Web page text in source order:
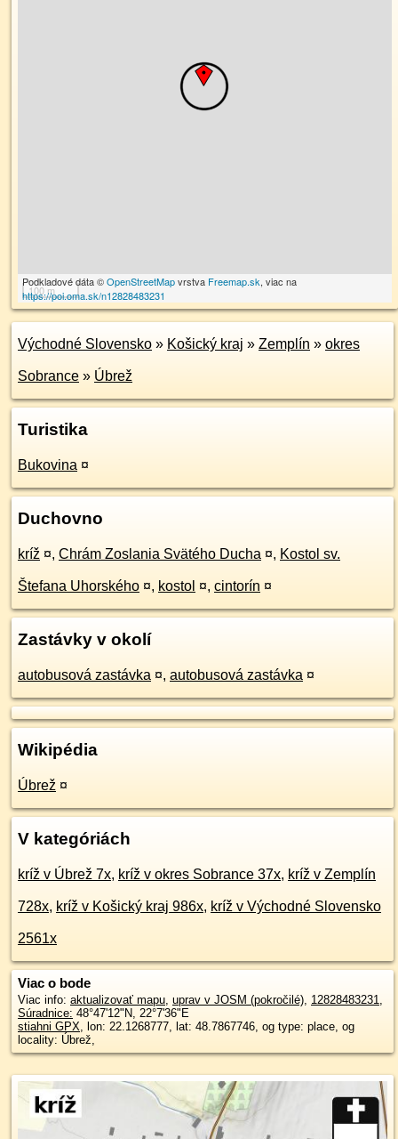
100 m
Podkladové dáta ©OpenStreetMapvrstva Freemap.sk, viac na
https://poi.oma.sk/n12828483231
Východné Slovensko » Košický kraj » Zemplín » okres
Sobrance » Úbrež
Turistika
Bukovina ¤
Duchovno
kríž ¤, Chrám Zoslania Svätého Ducha ¤, Kostol sv.
Štefana Uhorského ¤, kostol ¤, cintorín ¤
Zastávky v okolí
autobusová zastávka ¤, autobusová zastávka ¤
Wikipédia
Úbrež ¤
V kategóriách
kríž v Úbrež 7x, kríž v okres Sobrance 37x, kríž v Zemplín
728x, kríž v Košický kraj 986x, kríž v Východné Slovensko
2561x
Viac o bode
Viac info: aktualizovať mapu, uprav v JOSM (pokročilé), 12828483231,
Súradnice: 48°47'12"N, 22°7'36"E
stiahni GPX, lon: 22.1268777, lat: 48.7867746, og type: place, og
locality: Úbrež,